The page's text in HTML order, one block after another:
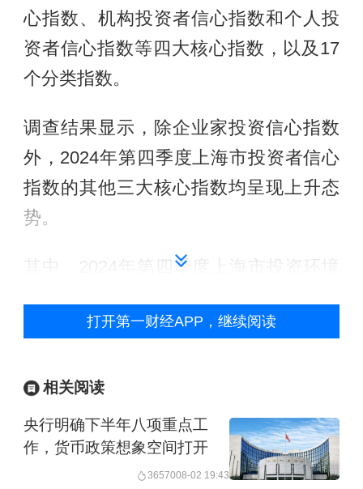
心指数、机构投资者信心指数和个人投
资者信心指数等四大核心指数，以及17
个分类指数。
调查结果显示，除企业家投资信心指数
外，2024年第四季度上海市投资者信心
指数的其他三大核心指数均呈现上升态
势。
其中，2024年第四季度上海市投资环境
点，同比上升2.09点，指数重回乐观区
118.00点，环比上升25.76点，同比上升
13.58点，指数重回乐观区域。2024年第
打开第一财经APP，继续阅读
相关阅读
央行明确下半年八项重点工
作，货币政策想象空间打开
3657008-02 19:43